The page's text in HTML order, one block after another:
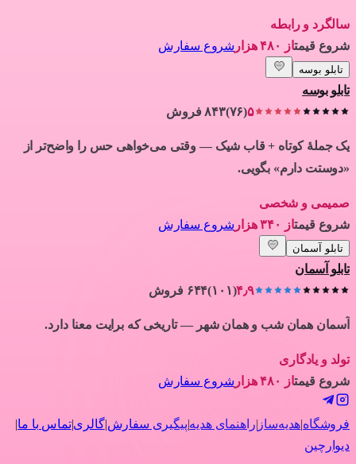
سالگرد و رابطه
شروع قیمتاز ۴۸۰ هزار شروع سفارش
تابلو بوسه
تابلو بوسه
۵(۷۶)۸۴۳ فروش
یک جملهٔ کوتاه + قاب شیک — وقتی می‌خواهی حس را واضح‌تر از
«دوستت دارم» بگویی.
صمیمی و شخصی
شروع قیمتاز ۳۴۰ هزار شروع سفارش
تابلو آسمان
تابلو آسمان
۴٫۹(۱۰۱)۶۴۴ فروش
آسمان همان شب و همان شهر — تاریخی که برایت معنا دارد.
تولد و یادگاری
شروع قیمتاز ۴۸۰ هزار شروع سفارش
فروشگاه|هدیه‌ساز |راهنمای هدیه|پیگیری سفارش|گالری|تماس با ما|
دیوارچین